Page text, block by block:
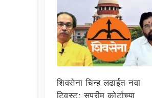
शिवसेना चिन्ह लढाईत नवा
ट्विस्ट; सुप्रीम कोर्टाच्या